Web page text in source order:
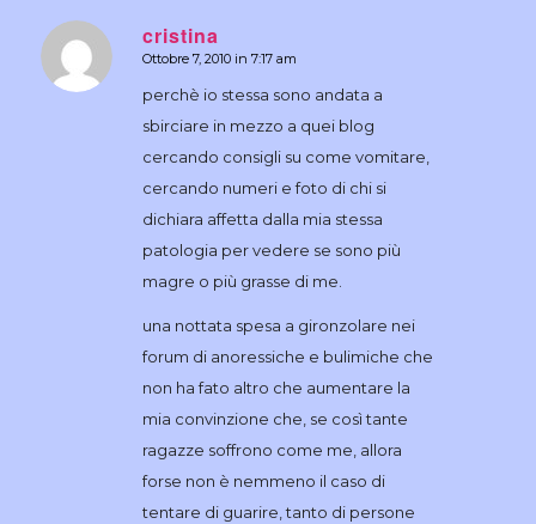
cristina
dice:
Ottobre 7, 2010 in 7:17 am
perchè io stessa sono andata a
sbirciare in mezzo a quei blog
cercando consigli su come vomitare,
cercando numeri e foto di chi si
dichiara affetta dalla mia stessa
patologia per vedere se sono più
magre o più grasse di me.
una nottata spesa a gironzolare nei
forum di anoressiche e bulimiche che
non ha fato altro che aumentare la
mia convinzione che, se così tante
ragazze soffrono come me, allora
forse non è nemmeno il caso di
tentare di guarire, tanto di persone